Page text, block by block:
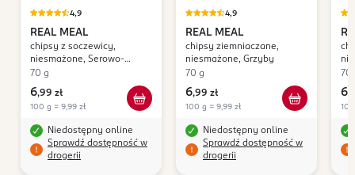
4,9
REAL MEAL
chipsy z soczewicy,
niesmażone, Serowo-
Truflowe
70 g
6,99 zł
100 g = 9,99 zł
Niedostępny online
Sprawdź dostępność w
drogerii
4,9
REAL MEAL
chipsy ziemniaczane,
niesmażone, Grzyby
70 g
6,99 zł
100 g = 9,99 zł
Niedostępny online
Sprawdź dostępność w
drogerii
70
6